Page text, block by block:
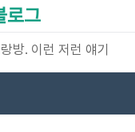
로그
방. 이런 저런 얘기